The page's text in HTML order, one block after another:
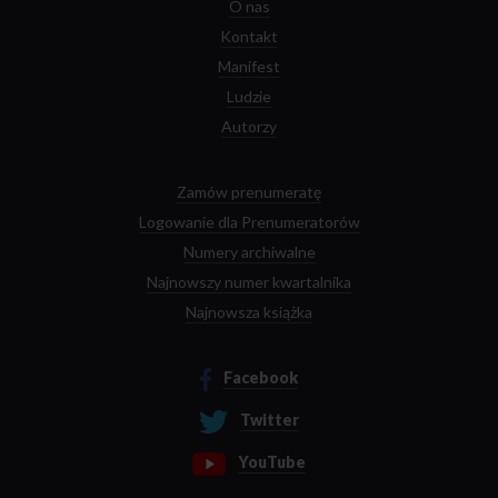
O nas
Kontakt
Manifest
Ludzie
Autorzy
Zamów prenumeratę
Logowanie dla Prenumeratorów
Numery archiwalne
Najnowszy numer kwartalnika
Najnowsza książka
Facebook
Twitter
YouTube